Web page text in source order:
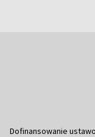
Dofinansowanie